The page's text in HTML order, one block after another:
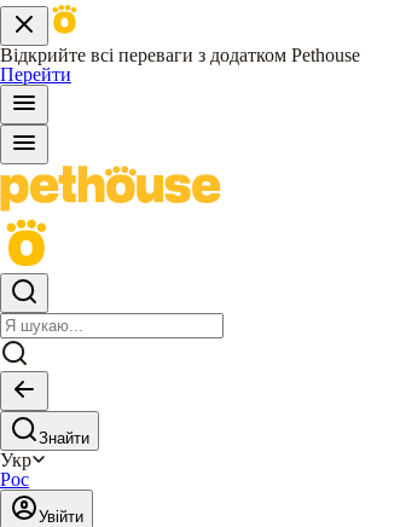
Відкрийте всі переваги з додатком Pethouse
Перейти
Знайти
Укр
Рос
Увійти